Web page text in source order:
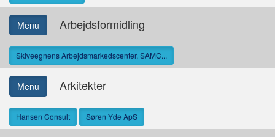
Menu Arbejdsformidling
Skiveegnens Arbejdsmarkedscenter, SAMC...
Menu Arkitekter
Hansen Consult Søren Yde ApS